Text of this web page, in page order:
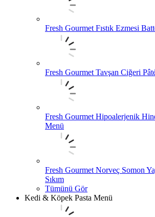
Fresh Gourmet Fıstık Ezmesi
Fresh Gourmet Tavşan Ciğeri
Fresh Gourmet Hipoalerjenik
Menü
Fresh Gourmet Norveç Somon
Sıkım
Tümünü Gör
Kedi & Köpek Pasta Menü